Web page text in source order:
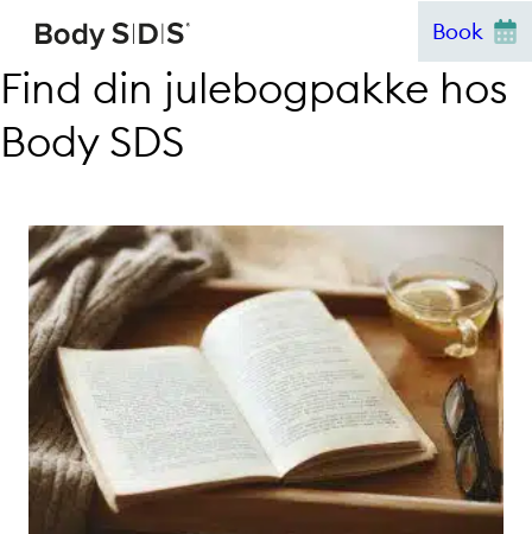
indhold
Book
Find din julebogpakke hos
Body SDS